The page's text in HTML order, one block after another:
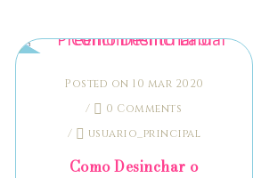
Posted on 10 mar 2020
/
0 Comments
/
usuario_principal
Como Desinchar o